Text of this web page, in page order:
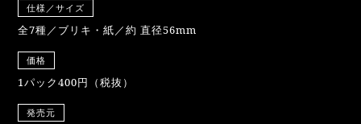
仕様／サイズ
全7種／ブリキ・紙／約 直径56mm
価格
1パック400円（税抜）
発売元